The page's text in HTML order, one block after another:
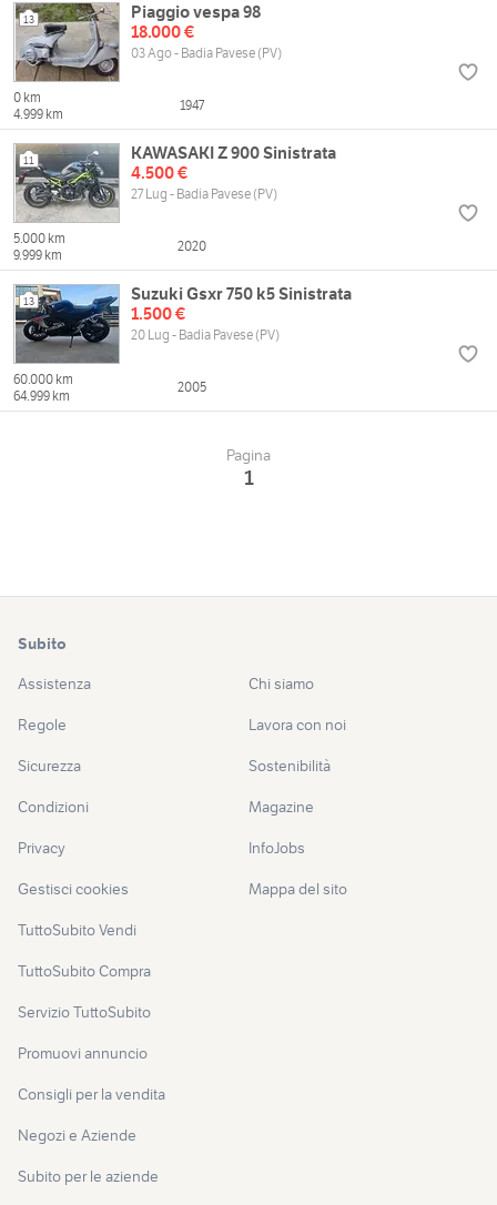
13
Piaggio vespa 98
18.000 €
03 Ago - Badia Pavese (PV)
0 km
4.999 km
1947
11
KAWASAKI Z 900 Sinistrata
4.500 €
27 Lug - Badia Pavese (PV)
5.000 km
9.999 km
2020
13
Suzuki Gsxr 750 k5 Sinistrata
1.500 €
20 Lug - Badia Pavese (PV)
60.000 km
64.999 km
2005
Pagina
1
Subito
Assistenza
Regole
Sicurezza
Condizioni
Privacy
Gestisci cookies
TuttoSubito Vendi
TuttoSubito Compra
Servizio TuttoSubito
Promuovi annuncio
Consigli per la vendita
Negozi e Aziende
Subito per le aziende
Chi siamo
Lavora con noi
Sostenibilità
Magazine
InfoJobs
Mappa del sito